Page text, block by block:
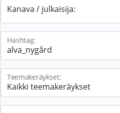
Kanava / julkaisija:
Hashtag:
Teemakeräykset: